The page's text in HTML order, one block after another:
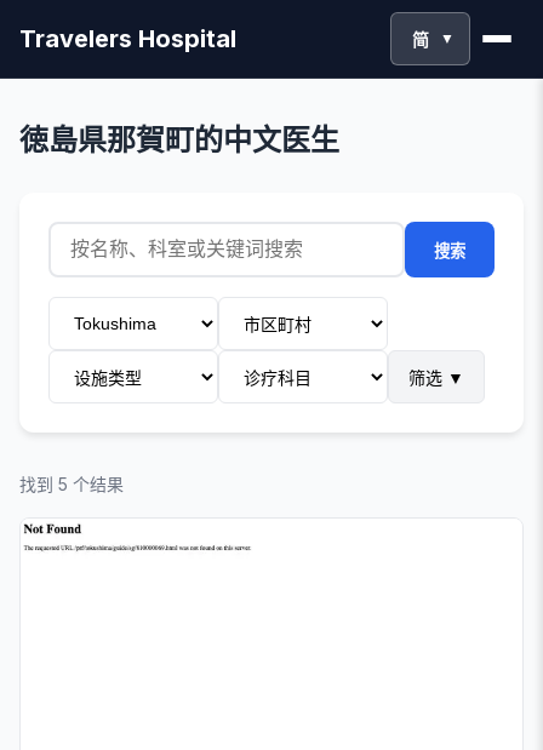
Travelers Hospital 简 ▼
徳島県那賀町的中文医生
搜索
筛选 ▼
找到 5 个结果